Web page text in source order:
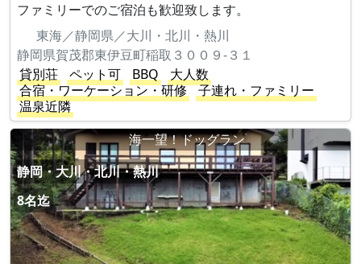
ファミリーでのご宿泊も歓迎致します。
東海／静岡県／大川・北川・熱川
静岡県賀茂郡東伊豆町稲取３００９-３１
貸別荘
ペット可 BBQ
大人数
合宿・ワーケーション・研修
子連れ・ファミリー
温泉近隣
海一望！ドッグラン
静岡・大川・北川・熱川
8名迄